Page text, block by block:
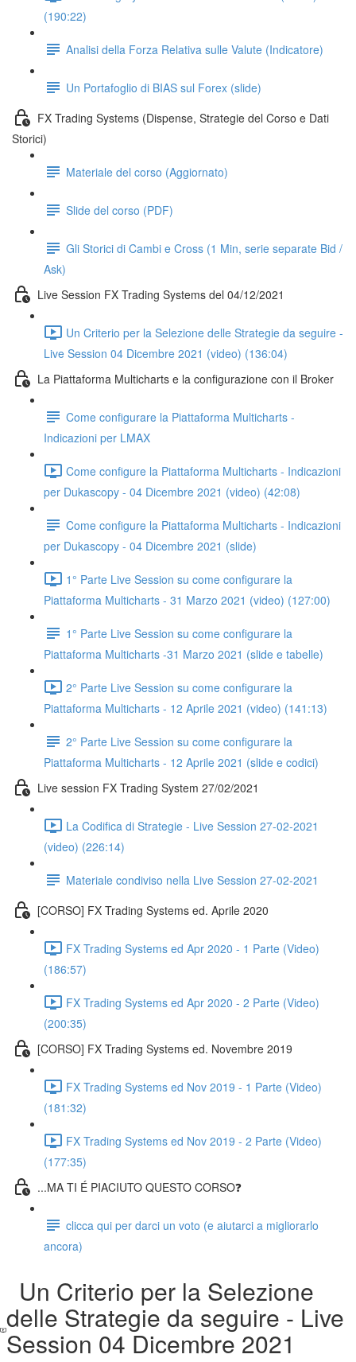
(190:22)
Analisi della Forza Relativa sulle Valute (Indicatore)
Un Portafoglio di BIAS sul Forex (slide)
FX Trading Systems (Dispense, Strategie del Corso e Dati
Storici)
Materiale del corso (Aggiornato)
Slide del corso (PDF)
Gli Storici di Cambi e Cross (1 Min, serie separate Bid /
Ask)
Live Session FX Trading Systems del 04/12/2021
Un Criterio per la Selezione delle Strategie da seguire -
Live Session 04 Dicembre 2021 (video) (136:04)
La Piattaforma Multicharts e la configurazione con il Broker
Come configurare la Piattaforma Multicharts -
Indicazioni per LMAX
Come configure la Piattaforma Multicharts - Indicazioni
per Dukascopy - 04 Dicembre 2021 (video) (42:08)
Come configure la Piattaforma Multicharts - Indicazioni
per Dukascopy - 04 Dicembre 2021 (slide)
1° Parte Live Session su come configurare la
Piattaforma Multicharts - 31 Marzo 2021 (video) (127:00)
1° Parte Live Session su come configurare la
Piattaforma Multicharts -31 Marzo 2021 (slide e tabelle)
2° Parte Live Session su come configurare la
Piattaforma Multicharts - 12 Aprile 2021 (video) (141:13)
2° Parte Live Session su come configurare la
Piattaforma Multicharts - 12 Aprile 2021 (slide e codici)
Live session FX Trading System 27/02/2021
La Codifica di Strategie - Live Session 27-02-2021
(video) (226:14)
Materiale condiviso nella Live Session 27-02-2021
[CORSO] FX Trading Systems ed. Aprile 2020
FX Trading Systems ed Apr 2020 - 1 Parte (Video)
(186:57)
FX Trading Systems ed Apr 2020 - 2 Parte (Video)
(200:35)
[CORSO] FX Trading Systems ed. Novembre 2019
FX Trading Systems ed Nov 2019 - 1 Parte (Video)
(181:32)
FX Trading Systems ed Nov 2019 - 2 Parte (Video)
(177:35)
...MA TI É PIACIUTO QUESTO CORSO❓
clicca qui per darci un voto (e aiutarci a migliorarlo
ancora)
Un Criterio per la Selezione
delle Strategie da seguire - Live
Session 04 Dicembre 2021